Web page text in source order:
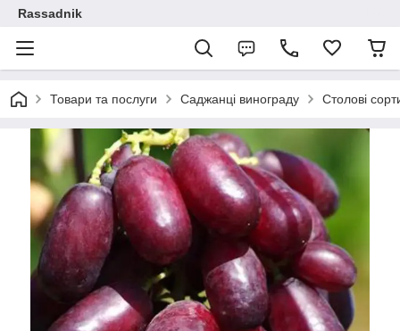
Rassadnik
Товари та послуги Саджанці винограду Столові